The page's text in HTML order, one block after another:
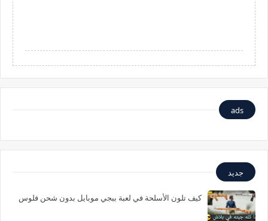
ads
جديد
كيف تلون الأسلحة في لعبة ببجي موبايل بدون شحن فلوس